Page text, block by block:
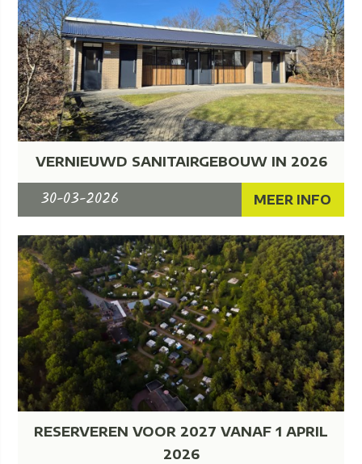
VERNIEUWD SANITAIRGEBOUW IN 2026
30-03-2026 MEER INFO
RESERVEREN VOOR 2027 VANAF 1 APRIL
2026